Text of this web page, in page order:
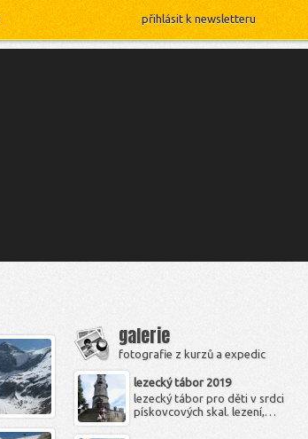
přihlásit k newsletteru
galerie
fotografie z kurzů a expedic
lezecký tábor 2019
lezecký tábor pro děti v srdci
pískovcových skal. lezení,…